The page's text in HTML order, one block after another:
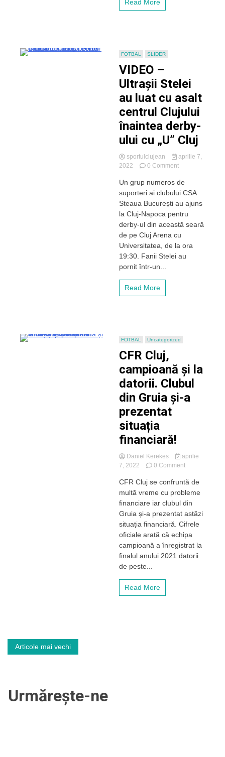
Read More
FOTBAL SLIDER
VIDEO –
Ultrașii Stelei
au luat cu asalt
centrul Clujului
înaintea derby-
ului cu „U” Cluj
sportulclujean
aprilie 7,
2022
0 Commenton
–
Ultrașii
Stelei
au
cu
asalt
centrul
Clujului
Un grup numeros de
suporteri ai clubului CSA
Steaua București au ajuns
la Cluj-Napoca pentru
derby-ul din această seară
de pe Cluj Arena cu
Universitatea, de la ora
19:30. Fanii Stelei au
pornit într-un...
Read More
FOTBAL Uncategorized
CFR Cluj,
campioană și la
datorii. Clubul
din Gruia și-a
prezentat
situația
financiară!
Daniel Kerekes
aprilie
7, 2022
0 Commenton
Cluj,
campioană
și
Clubul
din
Gruia
și-
CFR Cluj se confruntă de
multă vreme cu probleme
financiare iar clubul din
Gruia și-a prezentat astăzi
situația financiară. Cifrele
oficiale arată că echipa
campioană a înregistrat la
finalul anului 2021 datorii
de peste...
Read More
Navigare
articole
Articole mai vechi
Urmărește-ne